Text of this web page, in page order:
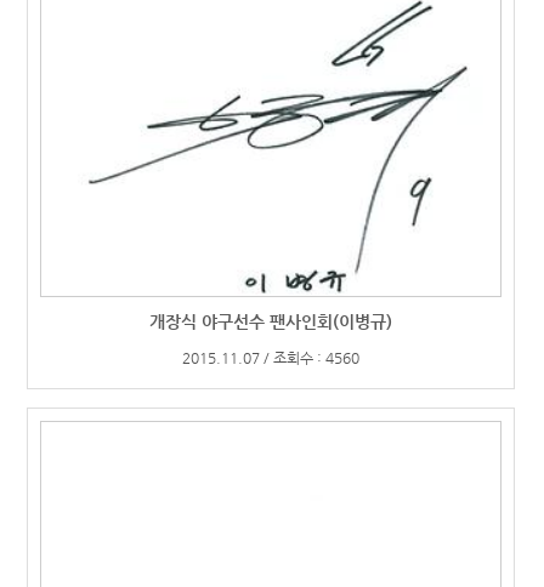
개장식 야구선수 팬사인회(이병규)
2015.11.07 / 조회수 : 4560